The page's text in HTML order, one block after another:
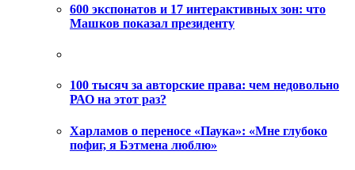
600 экспонатов и 17 интерактивных зон: что
Машков показал президенту
100 тысяч за авторские права: чем недовольно
РАО на этот раз?
Харламов о переносе «Паука»: «Мне глубоко
пофиг, я Бэтмена люблю»